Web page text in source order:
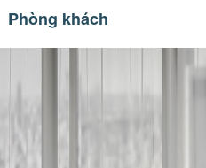
Phòng khách